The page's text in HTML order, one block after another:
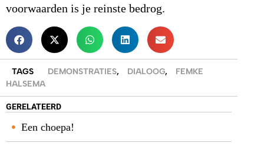
voorwaarden is je reinste bedrog.
TAGS DEMONSTRATIES, DIALOOG,
FEMKE
HALSEMA
GERELATEERD
Een choepa!